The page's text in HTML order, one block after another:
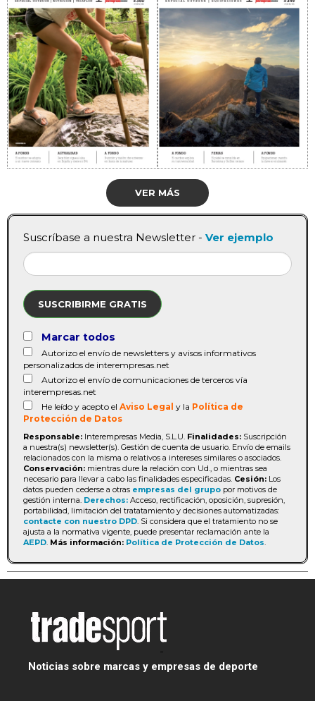
VER MÁS
Suscríbase a nuestra Newsletter - Ver ejemplo
SUSCRIBIRME GRATIS
Marcar todos
Autorizo el envío de newsletters y avisos informativos
personalizados de interempresas.net
Autorizo el envío de comunicaciones de terceros vía
interempresas.net
He leído y acepto el Aviso Legal y la Política de
Protección de Datos
Responsable: Interempresas Media, S.L.U. Finalidades: Suscripción
a nuestra(s) newsletter(s). Gestión de cuenta de usuario. Envío de emails
relacionados con la misma o relativos a intereses similares o asociados.
Conservación: mientras dure la relación con Ud., o mientras sea
necesario para llevar a cabo las finalidades especificadas. Cesión: Los
datos pueden cederse a otras empresas del grupo por motivos de
gestión interna. Derechos: Acceso, rectificación, oposición, supresión,
portabilidad, limitación del tratatamiento y decisiones automatizadas:
contacte con nuestro DPD . Si considera que el tratamiento no se
ajusta a la normativa vigente, puede presentar reclamación ante la
AEPD Más información: Política de Protección de Datos
Noticias sobre marcas y empresas de deporte